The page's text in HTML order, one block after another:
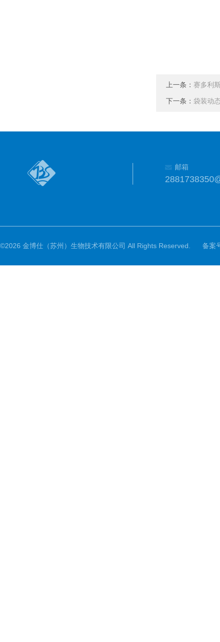
上一条： 赛多利
下一条： 袋装动
邮箱
©2026 金博仕（苏州）生物技术有限公司 All Rights Reserved. 备案